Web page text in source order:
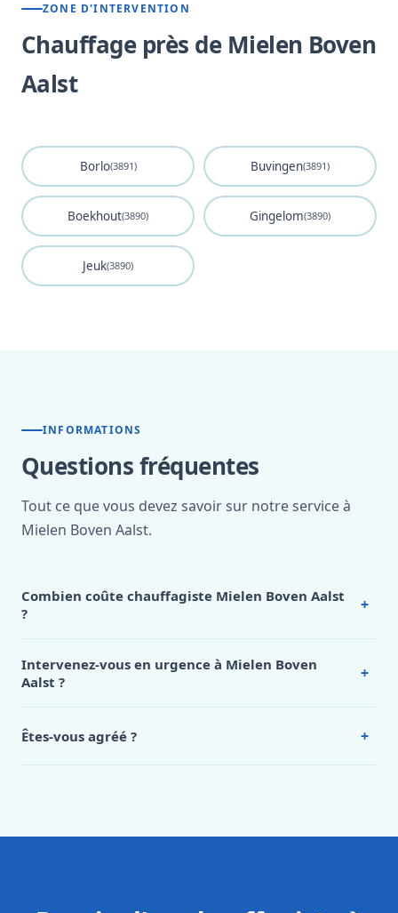
ZONE D'INTERVENTION
Chauffage près de Mielen Boven
Aalst
Borlo(3891) Buvingen(3891)
Boekhout(3890) Gingelom(3890)
Jeuk(3890)
INFORMATIONS
Questions fréquentes
Tout ce que vous devez savoir sur notre service à
Mielen Boven Aalst.
Combien coûte chauffagiste Mielen Boven Aalst
?
+
Boven Aalst, appelez le 0472 53 24 26.
Intervenez-vous en urgence à Mielen Boven
Aalst ?
+
Êtes-vous agréé ? +